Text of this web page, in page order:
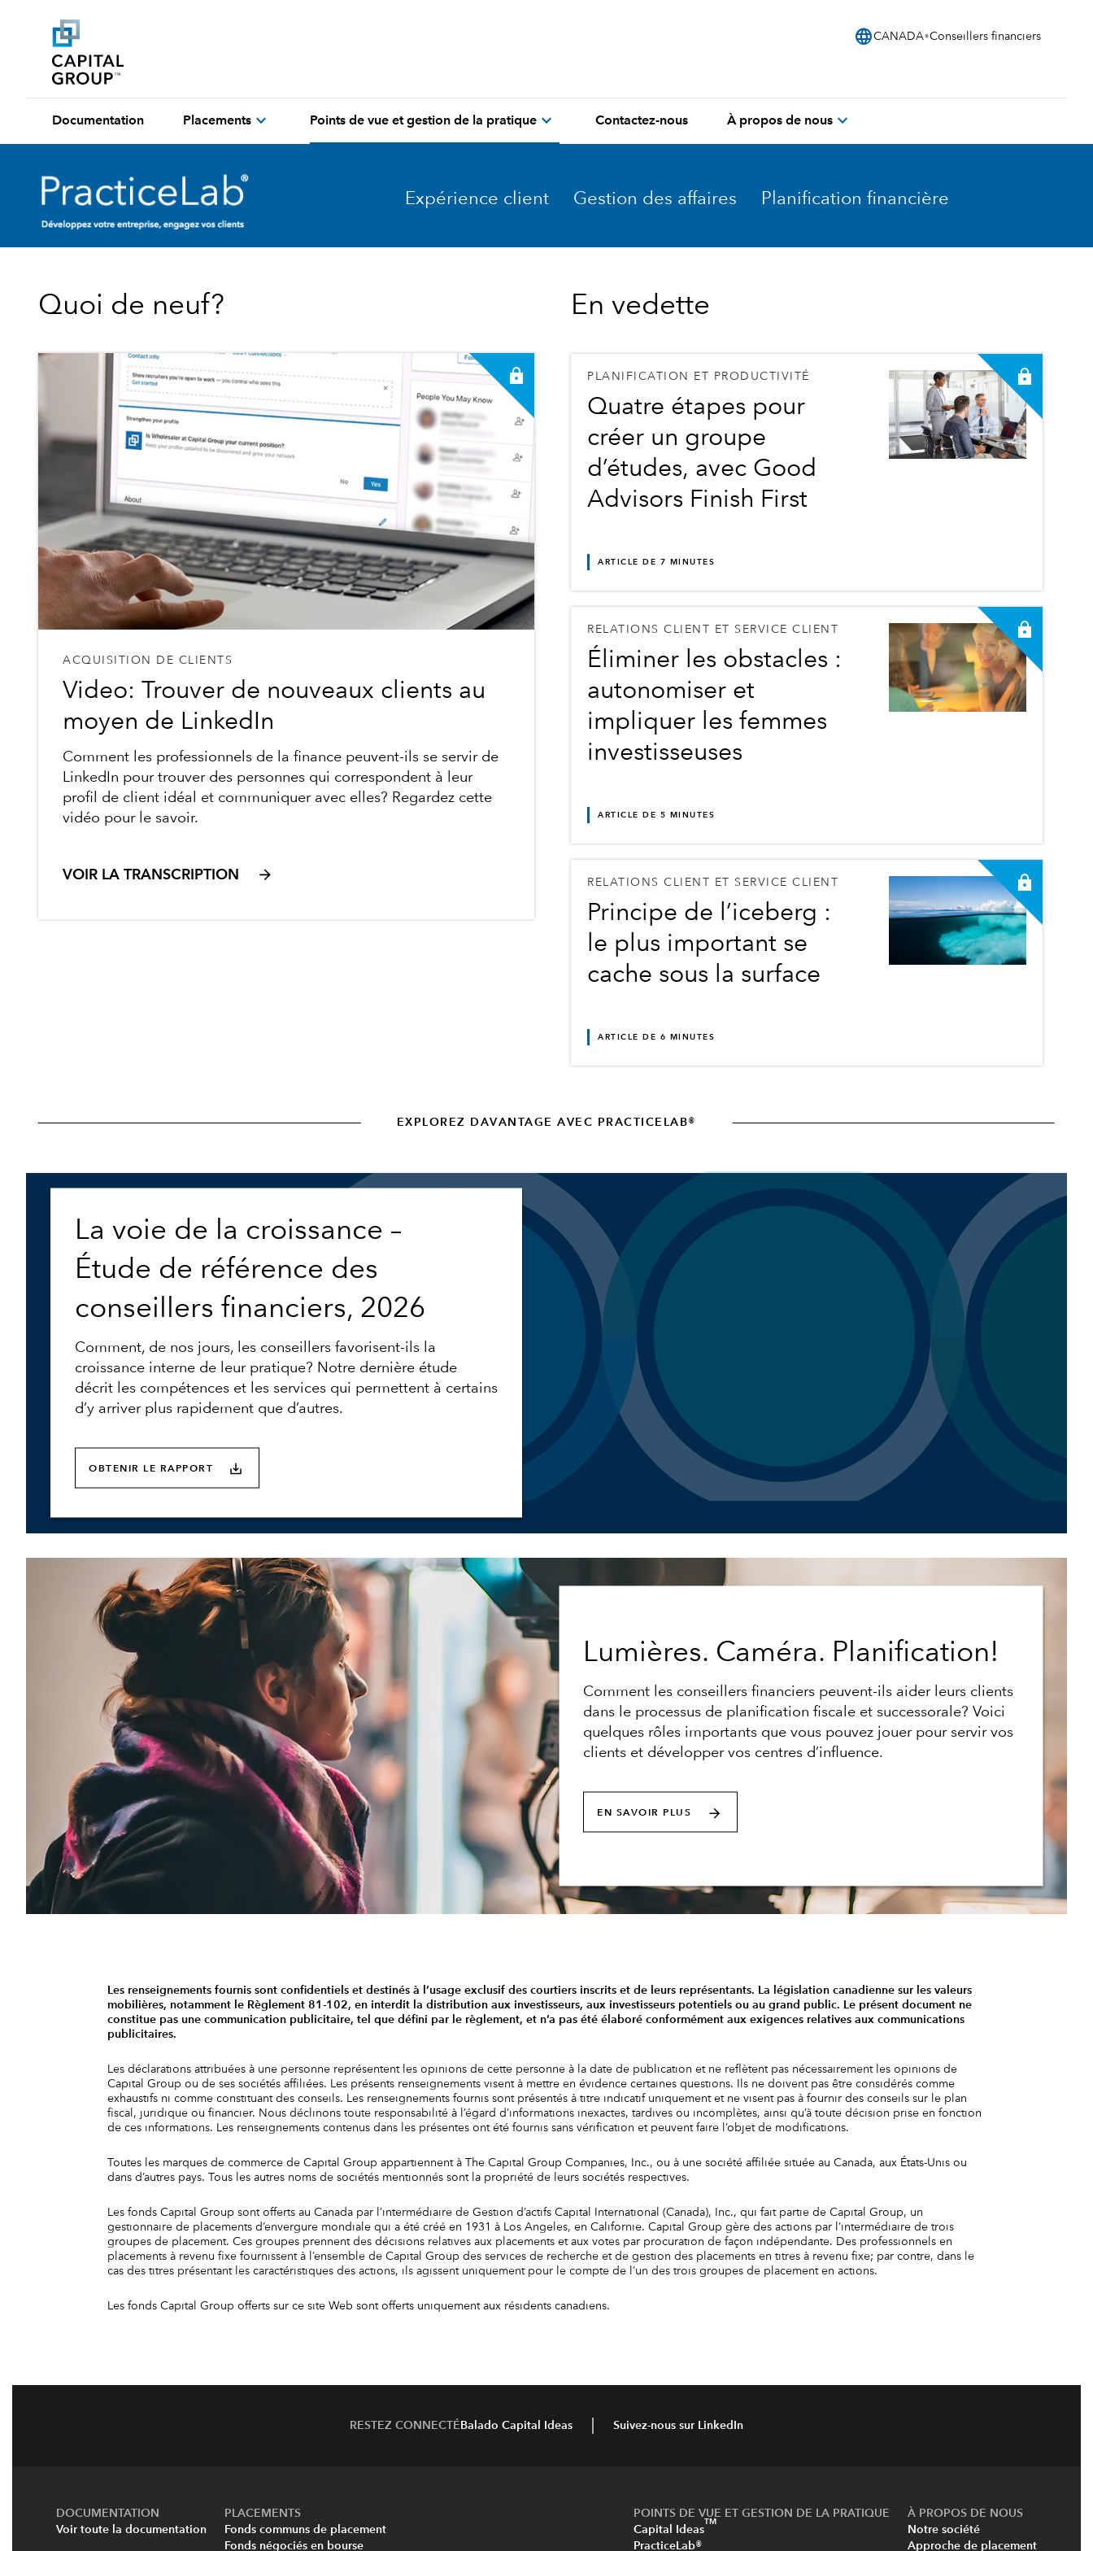
languageCANADA Conseillers financiers
Documentation Placements expand_more Points de vue et gestion de la pratique expand_more Contactez-nous À propos de nous expand_more
Expérience client Gestion des affaires Planification financière
Quoi de neuf?
ACQUISITION DE CLIENTS
Video: Trouver de nouveaux clients au
moyen de LinkedIn
Comment les professionnels de la finance peuvent-ils se servir de
LinkedIn pour trouver des personnes qui correspondent à leur
profil de client idéal et communiquer avec elles? Regardez cette
vidéo pour le savoir.
VOIR LA TRANSCRIPTION
En vedette
PLANIFICATION ET PRODUCTIVITÉ
Quatre étapes pour
créer un groupe
d’études, avec Good
Advisors Finish First
ARTICLE DE 7 MINUTES
RELATIONS CLIENT ET SERVICE CLIENT
Éliminer les obstacles :
autonomiser et
impliquer les femmes
investisseuses
ARTICLE DE 5 MINUTES
RELATIONS CLIENT ET SERVICE CLIENT
Principe de l’iceberg :
le plus important se
cache sous la surface
ARTICLE DE 6 MINUTES
EXPLOREZ DAVANTAGE AVEC PRACTICELAB®
La voie de la croissance –
Étude de référence des
conseillers financiers, 2026
Comment, de nos jours, les conseillers favorisent-ils la
croissance interne de leur pratique? Notre dernière étude
décrit les compétences et les services qui permettent à certains
d’y arriver plus rapidement que d’autres.
OBTENIR LE RAPPORT
Lumières. Caméra. Planification!
Comment les conseillers financiers peuvent-ils aider leurs clients
dans le processus de planification fiscale et successorale? Voici
quelques rôles importants que vous pouvez jouer pour servir vos
clients et développer vos centres d’influence.
EN SAVOIR PLUS
Les renseignements fournis sont confidentiels et destinés à l’usage exclusif des courtiers inscrits et de leurs représentants. La législation canadienne sur les valeurs
mobilières, notamment le Règlement 81-102, en interdit la distribution aux investisseurs, aux investisseurs potentiels ou au grand public. Le présent document ne
constitue pas une communication publicitaire, tel que défini par le règlement, et n’a pas été élaboré conformément aux exigences relatives aux communications
publicitaires.
Les déclarations attribuées à une personne représentent les opinions de cette personne à la date de publication et ne reflètent pas nécessairement les opinions de
Capital Group ou de ses sociétés affiliées. Les présents renseignements visent à mettre en évidence certaines questions. Ils ne doivent pas être considérés comme
exhaustifs ni comme constituant des conseils. Les renseignements fournis sont présentés à titre indicatif uniquement et ne visent pas à fournir des conseils sur le plan
fiscal, juridique ou financier. Nous déclinons toute responsabilité à l’égard d’informations inexactes, tardives ou incomplètes, ainsi qu’à toute décision prise en fonction
de ces informations. Les renseignements contenus dans les présentes ont été fournis sans vérification et peuvent faire l’objet de modifications.
Toutes les marques de commerce de Capital Group appartiennent à The Capital Group Companies, Inc., ou à une société affiliée située au Canada, aux États-Unis ou
dans d’autres pays. Tous les autres noms de sociétés mentionnés sont la propriété de leurs sociétés respectives.
Les fonds Capital Group sont offerts au Canada par l’intermédiaire de Gestion d’actifs Capital International (Canada), Inc., qui fait partie de Capital Group, un
gestionnaire de placements d’envergure mondiale qui a été créé en 1931 à Los Angeles, en Californie. Capital Group gère des actions par l’intermédiaire de trois
groupes de placement. Ces groupes prennent des décisions relatives aux placements et aux votes par procuration de façon indépendante. Des professionnels en
placements à revenu fixe fournissent à l’ensemble de Capital Group des services de recherche et de gestion des placements en titres à revenu fixe; par contre, dans le
cas des titres présentant les caractéristiques des actions, ils agissent uniquement pour le compte de l’un des trois groupes de placement en actions.
Les fonds Capital Group offerts sur ce site Web sont offerts uniquement aux résidents canadiens.
RESTEZ CONNECTÉ Balado Capital Ideas Suivez-nous sur LinkedIn
DOCUMENTATION
Voir toute la documentation
PLACEMENTS
Fonds communs de placement
Fonds négociés en bourse
POINTS DE VUE ET GESTION DE LA PRATIQUE
Capital Ideas
TM
PracticeLab®
À PROPOS DE NOUS
Notre société
Approche de placement